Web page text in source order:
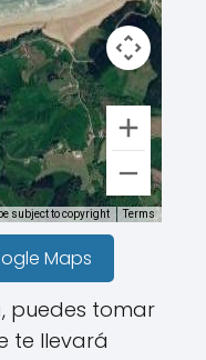
subject to copyright Terms
Maps
puedes tomar
te llevará